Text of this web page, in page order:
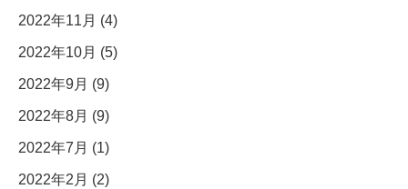
2022年11月 (4)
2022年10月 (5)
2022年9月 (9)
2022年8月 (9)
2022年7月 (1)
2022年2月 (2)